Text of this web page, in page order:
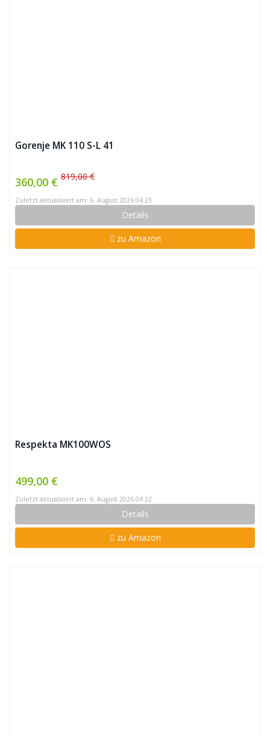
Gorenje MK 110 S-L 41
360,00 € 819,00 €
Zuletzt aktualisiert am: 6. August 2026 04:23
Details
zu Amazon
Respekta MK100WOS
499,00 €
Zuletzt aktualisiert am: 6. August 2026 04:22
Details
zu Amazon